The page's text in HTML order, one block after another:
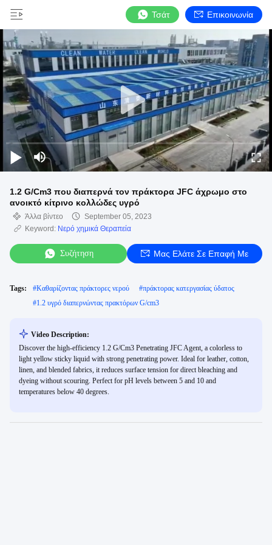
Τσάτ Επικοινωνία
1.2 G/Cm3 που διαπερνά τον πράκτορα JFC άχρωμο στο
ανοικτό κίτρινο κολλώδες υγρό
Άλλα βίντεο
September 05, 2023
Keyword: Νερό χημικά Θεραπεία
Συζήτηση Μας Ελάτε Σε Επαφή Με
Tags: #Καθαρίζοντας πράκτορες νερού #πράκτορας κατεργασίας ύδατος
#1.2 υγρό διαπερνώντας πρακτόρων G/cm3
Video Description:
Discover the high-efficiency 1.2 G/Cm3 Penetrating JFC Agent, a colorless to
light yellow sticky liquid with strong penetrating power. Ideal for leather, cotton,
linen, and blended fabrics, it reduces surface tension for direct bleaching and
dyeing without scouring. Perfect for pH levels between 5 and 10 and
temperatures below 40 degrees.